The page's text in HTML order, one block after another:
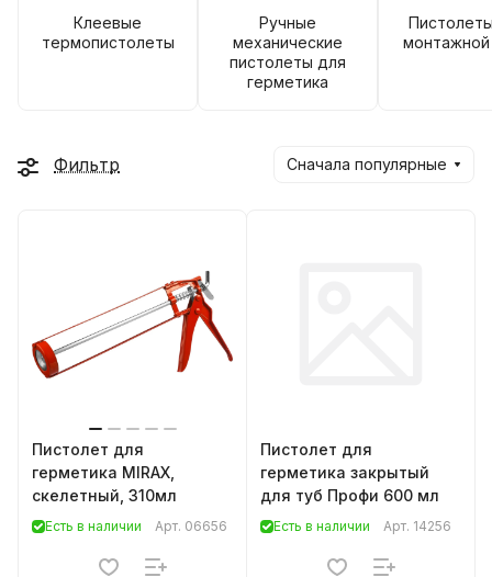
Клеевые
термопистолеты
Ручные
механические
пистолеты для
герметика
Фильтр Сначала популярные
Пистолет для
герметика MIRAX,
скелетный, 310мл
Есть в наличии Арт. 06656
Пистолет для
герметика закрытый
для туб Профи 600 мл
Есть в наличии Арт. 14256